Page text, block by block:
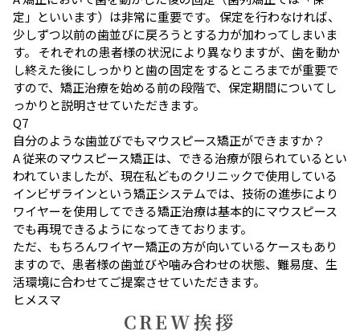
定」といいます）は非常に重要です。 保定を行わなければ、
少しずつ以前の歯並びに戻ろうとする力が加わってしまいま
す。 それぞれの患者様の状況により異なりますが、歯を動か
し終えた後にしっかりと歯の固定をするところまでが重要で
すので、矯正治療を始める前の段階で、保定期間についてし
っかりと説明させていただきます。
Q7
自分のような歯並びでもマウスピース矯正ができますか？
A従来のマウスピース矯正は、できる治療が限られているとい
われていましたが、現在私どものクリニックで使用している
インビザラインという矯正システムでは、技術の進歩により
ワイヤーを使用してできる矯正治療は基本的にマウスピース
でも再現できるようになってきております。
ただ、もちろんワイヤー矯正の方が向いているケースもあり
ますので、患者様の歯並びや噛み合わせの状態、難易度、生
活環境に合わせてご提案させていただきます。
ヒメスマ
CREW挨拶